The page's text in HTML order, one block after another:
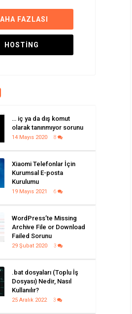
FAZLASI
HOSTING
… iç ya da dış komut
olarak tanınmıyor sorunu
14 Mayıs 2020 8
Xiaomi Telefonlar İçin
Kurumsal E-posta
Kurulumu
19 Mayıs 2021 6
WordPress’te Missing
Archive File or Download
Failed Sorunu
29 Şubat 2020 3
.bat dosyaları (Toplu İş
Dosyası) Nedir, Nasıl
Kullanılır?
25 Aralık 2022 3